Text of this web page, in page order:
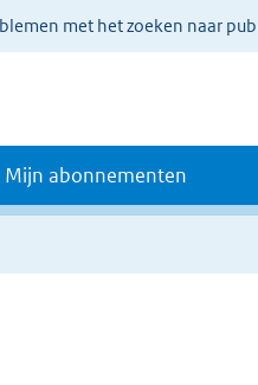
met het zoeken naar
Mijn abonnementen